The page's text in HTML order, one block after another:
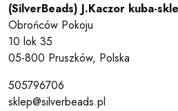
(SilverBeads) J.Kaczor kuba-
Obrońców Pokoju
10 lok 35
05-800 Pruszków, Polska
505796706
sklep@silverbeads.pl